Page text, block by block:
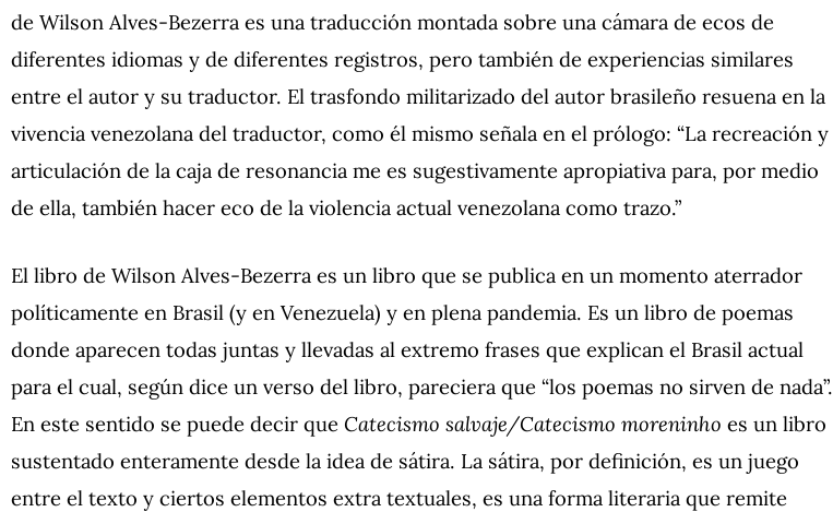
de Wilson Alves-Bezerra es una traducción montada sobre una cámara de ecos de
diferentes idiomas y de diferentes registros, pero también de experiencias similares
entre el autor y su traductor. El trasfondo militarizado del autor brasileño resuena en la
vivencia venezolana del traductor, como él mismo señala en el prólogo: “La recreación y
articulación de la caja de resonancia me es sugestivamente apropiativa para, por medio
de ella, también hacer eco de la violencia actual venezolana como trazo.”
El libro de Wilson Alves-Bezerra es un libro que se publica en un momento aterrador
políticamente en Brasil (y en Venezuela) y en plena pandemia. Es un libro de poemas
donde aparecen todas juntas y llevadas al extremo frases que explican el Brasil actual
para el cual, según dice un verso del libro, pareciera que “los poemas no sirven de nada”.
En este sentido se puede decir que Catecismo salvaje/Catecismo moreninho es un libro
sustentado enteramente desde la idea de sátira. La sátira, por definición, es un juego
entre el texto y ciertos elementos extra textuales, es una forma literaria que remite